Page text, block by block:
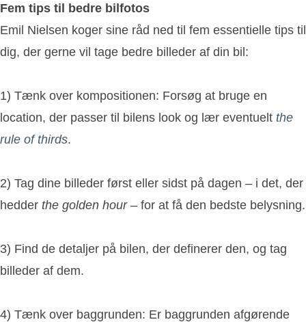
Fem tips til bedre bilfotos
Emil Nielsen koger sine råd ned til fem essentielle tips til
dig, der gerne vil tage bedre billeder af din bil:
1) Tænk over kompositionen: Forsøg at bruge en
location, der passer til bilens look og lær eventuelt the
rule of thirds.
2) Tag dine billeder først eller sidst på dagen – i det, der
hedder the golden hour– for at få den bedste belysning.
3) Find de detaljer på bilen, der definerer den, og tag
billeder af dem.
4) Tænk over baggrunden: Er baggrunden afgørende